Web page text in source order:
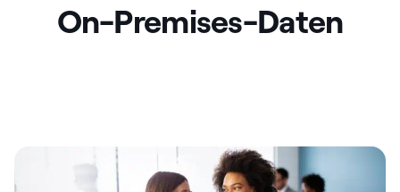
KundenOn-Premises-Daten